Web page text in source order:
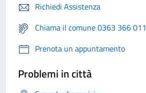
Richiedi Assistenza
Chiama il comune 0363 366 011
Prenota un appuntamento
Problemi in città